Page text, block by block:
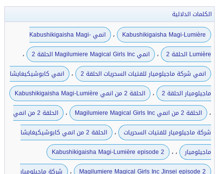
الكلمات الدلالية
Kabushikigaisha Magi-Lumière
،
انمي Kabushikigaisha Magi-
Lumière الحلقة 2
، انمي Magilumiere Magical Girls Inc الحلقة 2 ،
انمي شركة ماجيلوميار للفتيات السحريات الحلقة 2 ،
انمي كابوشيكيغايشا
ماجيلوميار الحلقة 2
، الحلقة 2 من انمي Kabushikigaisha Magi-Lumière
، الحلقة 2 من انمي Magilumiere Magical Girls Inc ،
الحلقة 2 من انمي
شركة ماجيلوميار للفتيات السحريات
،
الحلقة 2 من انمي كابوشيكيغايشا
ماجيلوميار
، Kabushikigaisha Magi-Lumière episode 2 ،
Magilumiere Magical Girls Inc Jinsei episode 2 ،
شركة ماجيلوميار